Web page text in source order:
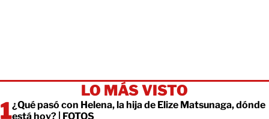
LO MÁS VISTO
¿Qué pasó con Helena, la hija de Elize Matsunaga, dónde
está hoy? | FOTOS